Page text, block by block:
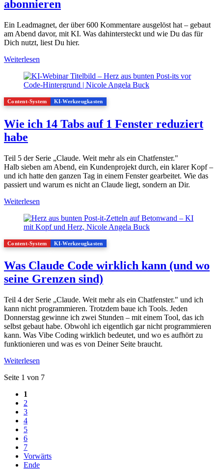
abonnieren
Ein Leadmagnet, der über 600 Kommentare ausgelöst hat – gebaut
am Abend davor, mit KI. Was dahintersteckt und wie Du das für
Dich nutzt, liest Du hier.
Weiterlesen
Content-System KI-Werkzeugkasten
Wie ich 14 Tabs auf 1 Fenster reduziert
habe
Teil 5 der Serie „Claude. Weit mehr als ein Chatfenster."
Halb sieben am Abend, ein Kundenprojekt durch, ein klarer Kopf –
und ich hatte den ganzen Tag in einem Fenster gearbeitet. Wie das
passiert und warum es nicht an Claude liegt, sondern an Dir.
Weiterlesen
Content-System KI-Werkzeugkasten
Was Claude Code wirklich kann (und wo
seine Grenzen sind)
Teil 4 der Serie „Claude. Weit mehr als ein Chatfenster." und ich
kann nicht programmieren. Trotzdem baue ich Tools. Jeden
Donnerstag gewinne ich zwei Stunden – mit einem Tool, das ich
selbst gebaut habe. Obwohl ich eigentlich gar nicht programmieren
kann. Was Vibe Coding wirklich bedeutet, und wo es aufhört zu
funktionieren und was es von Deiner Seite braucht.
Weiterlesen
Seite 1 von 7
1
2
3
4
5
6
7
Vorwärts
Ende